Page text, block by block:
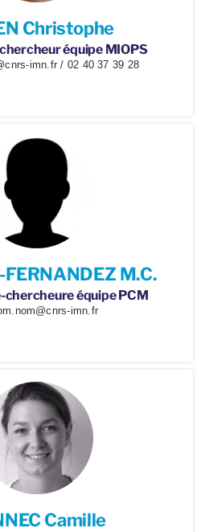
Christophe
équipe MIOPS
imn.fr / 02 40 37 39 28
FERNANDEZ M.C.
chercheure équipe PCM
imn.fr
Camille